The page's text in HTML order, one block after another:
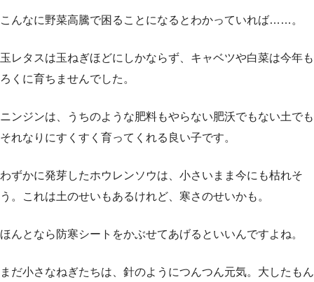
こんなに野菜高騰で困ることになるとわかっていれば……。
玉レタスは玉ねぎほどにしかならず、キャベツや白菜は今年も
ろくに育ちませんでした。
ニンジンは、うちのような肥料もやらない肥沃でもない土でも
それなりにすくすく育ってくれる良い子です。
わずかに発芽したホウレンソウは、小さいまま今にも枯れそ
う。これは土のせいもあるけれど、寒さのせいかも。
ほんとなら防寒シートをかぶせてあげるといいんですよね。
まだ小さなねぎたちは、針のようにつんつん元気。大したもん